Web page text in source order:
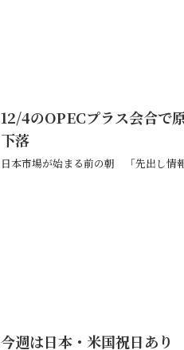
12/4のOPECプラス会合で
下落
日本市場が始まる前の朝 「先出し情
今週は日本・米国祝日あり